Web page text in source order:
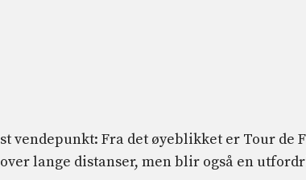
vendepunkt: Fra det øyeblikket er Tour de
lange distanser, men blir også en